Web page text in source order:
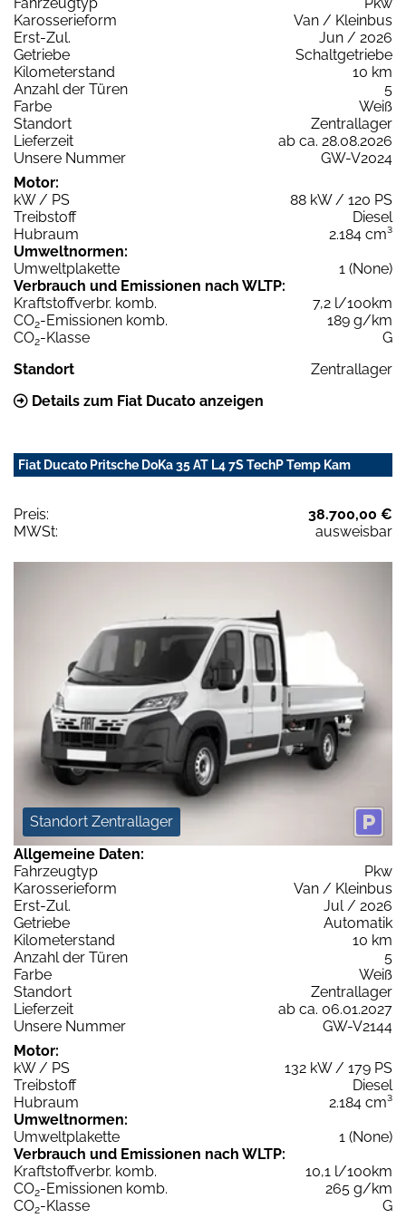
Karosserieform
Van / Kleinbus
Erst-Zul.
Jun / 2026
Getriebe
Schaltgetriebe
Kilometerstand
10 km
Anzahl der Türen
5
Farbe
Weiß
Standort
Zentrallager
Lieferzeit
ab ca. 28.08.2026
Unsere Nummer
GW-V2024
Motor:
kW / PS
88 kW / 120 PS
Treibstoff
Diesel
Hubraum
2.184 cm³
Umweltnormen:
Umweltplakette
1 (None)
Verbrauch und Emissionen nach WLTP:
Kraftstoffverbr. komb.
7,2 l/100km
CO2-Emissionen komb.
189 g/km
CO2-Klasse
G
Standort
Zentrallager
Details zum Fiat Ducato anzeigen
Fiat Ducato Pritsche DoKa 35 AT L4 7S TechP Temp Kam
Preis:
38.700,00 €
MWSt:
ausweisbar
Standort Zentrallager
Allgemeine Daten:
Fahrzeugtyp
Pkw
Karosserieform
Van / Kleinbus
Erst-Zul.
Jul / 2026
Getriebe
Automatik
Kilometerstand
10 km
Anzahl der Türen
5
Farbe
Weiß
Standort
Zentrallager
Lieferzeit
ab ca. 06.01.2027
Unsere Nummer
GW-V2144
Motor:
kW / PS
132 kW / 179 PS
Treibstoff
Diesel
Hubraum
2.184 cm³
Umweltnormen:
Umweltplakette
1 (None)
Verbrauch und Emissionen nach WLTP:
Kraftstoffverbr. komb.
10,1 l/100km
CO2-Emissionen komb.
265 g/km
CO2-Klasse
G